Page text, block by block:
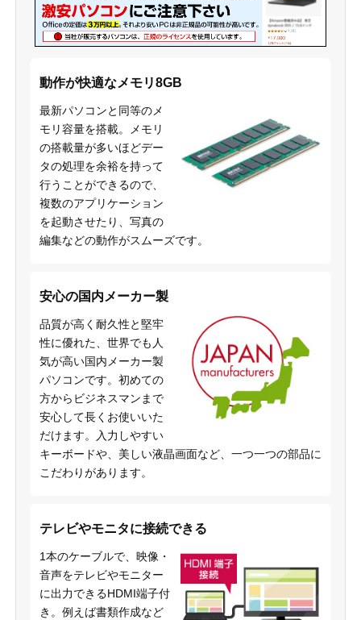
動作が快適なメモリ8GB
最新パソコンと同等のメ
モリ容量を搭載。メモリ
の搭載量が多いほどデー
タの処理を余裕を持って
行うことができるので、
複数のアプリケーション
を起動させたり、写真の
編集などの動作がスムーズです。
安心の国内メーカー製
品質が高く耐久性と堅牢
性に優れた、世界でも人
気が高い国内メーカー製
パソコンです。初めての
方からビジネスマンまで
安心して長くお使いいた
だけます。入力しやすい
キーボードや、美しい液晶画面など、一つ一つの部品に
こだわりがあります。
テレビやモニタに接続できる
1本のケーブルで、映像・
音声をテレビやモニター
に出力できるHDMI端子付
き。例えば書類作成など